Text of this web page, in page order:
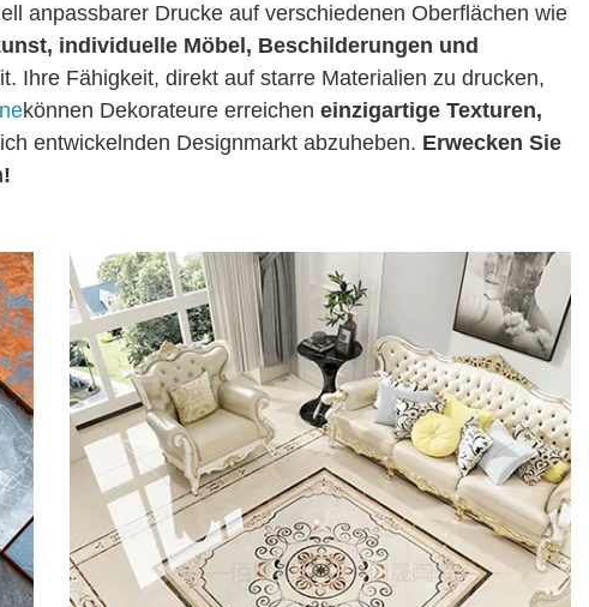
anpassbarer Drucke auf verschiedenen Oberflächen wie
individuelle Möbel, Beschilderungen und
Ihre Fähigkeit, direkt auf starre Materialien zu drucken,
können Dekorateure erreichen einzigartige Texturen,
entwickelnden Designmarkt abzuheben. Erwecken Sie